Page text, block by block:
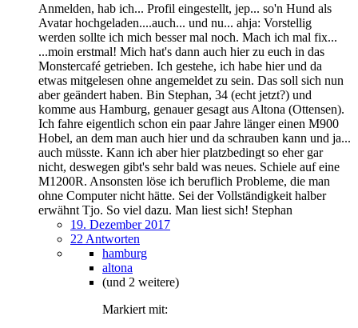
Anmelden, hab ich... Profil eingestellt, jep... so'n Hund als
Avatar hochgeladen....auch... und nu... ahja: Vorstellig
werden sollte ich mich besser mal noch. Mach ich mal fix...
...moin erstmal! Mich hat's dann auch hier zu euch in das
Monstercafé getrieben. Ich gestehe, ich habe hier und da
etwas mitgelesen ohne angemeldet zu sein. Das soll sich nun
aber geändert haben. Bin Stephan, 34 (echt jetzt?) und
komme aus Hamburg, genauer gesagt aus Altona (Ottensen).
Ich fahre eigentlich schon ein paar Jahre länger einen M900
Hobel, an dem man auch hier und da schrauben kann und ja...
auch müsste. Kann ich aber hier platzbedingt so eher gar
nicht, deswegen gibt's sehr bald was neues. Schiele auf eine
M1200R. Ansonsten löse ich beruflich Probleme, die man
ohne Computer nicht hätte. Sei der Vollständigkeit halber
erwähnt Tjo. So viel dazu. Man liest sich! Stephan
19. Dezember 2017
22 Antworten
hamburg
altona
(und 2 weitere)
Markiert mit: